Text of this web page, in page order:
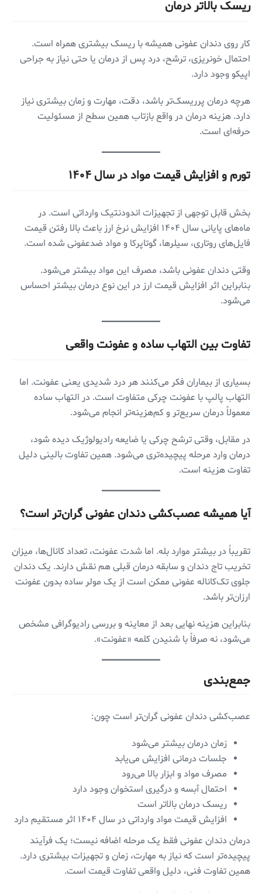
ریسک بالاتر درمان
کار روی دندان عفونی همیشه با ریسک بیشتری همراه است.
احتمال خونریزی، ترشح، درد پس از درمان یا حتی نیاز به جراحی
اپیکو وجود دارد.
هرچه درمان پرریسک‌تر باشد، دقت، مهارت و زمان بیشتری نیاز
دارد. هزینه درمان در واقع بازتاب همین سطح از مسئولیت
حرفه‌ای است.
تورم و افزایش قیمت مواد در سال ۱۴۰۴
بخش قابل توجهی از تجهیزات اندودنتیک وارداتی است. در
ماه‌های پایانی سال ۱۴۰۴ افزایش نرخ ارز باعث بالا رفتن قیمت
فایل‌های روتاری، سیلرها، گوتاپرکا و مواد ضدعفونی شده است.
وقتی دندان عفونی باشد، مصرف این مواد بیشتر می‌شود.
بنابراین اثر افزایش قیمت ارز در این نوع درمان بیشتر احساس
می‌شود.
تفاوت بین التهاب ساده و عفونت واقعی
بسیاری از بیماران فکر می‌کنند هر درد شدیدی یعنی عفونت. اما
التهاب پالپ با عفونت چرکی متفاوت است. در التهاب ساده
معمولاً درمان سریع‌تر و کم‌هزینه‌تر انجام می‌شود.
در مقابل، وقتی ترشح چرکی یا ضایعه رادیولوژیک دیده شود،
درمان وارد مرحله پیچیده‌تری می‌شود. همین تفاوت بالینی دلیل
تفاوت هزینه است.
آیا همیشه عصب‌کشی دندان عفونی گران‌تر است؟
تقریباً در بیشتر موارد بله. اما شدت عفونت، تعداد کانال‌ها، میزان
تخریب تاج دندان و سابقه درمان قبلی هم نقش دارند. یک دندان
جلوی تک‌کاناله عفونی ممکن است از یک مولر ساده بدون عفونت
ارزان‌تر باشد.
بنابراین هزینه نهایی بعد از معاینه و بررسی رادیوگرافی مشخص
می‌شود، نه صرفاً با شنیدن کلمه «عفونت».
جمع‌بندی
عصب‌کشی دندان عفونی گران‌تر است چون:
زمان درمان بیشتر می‌شود
جلسات درمانی افزایش می‌یابد
مصرف مواد و ابزار بالا می‌رود
احتمال آبسه و درگیری استخوان وجود دارد
ریسک درمان بالاتر است
افزایش قیمت مواد وارداتی در سال ۱۴۰۴ اثر مستقیم دارد
درمان دندان عفونی فقط یک مرحله اضافه نیست؛ یک فرآیند
پیچیده‌تر است که نیاز به مهارت، زمان و تجهیزات بیشتری دارد.
همین تفاوت فنی، دلیل واقعی تفاوت قیمت است.